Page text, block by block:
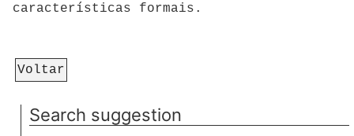
características formais.
Voltar
Search suggestion